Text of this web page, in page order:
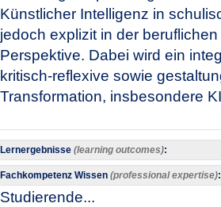
Künstlicher Intelligenz in
jedoch explizit in der
Perspektive. Dabei wird ein
kritisch-reflexive sowie
Transformation, insbesondere
Lernergebnisse (learning outcomes):
Fachkompetenz Wissen (professional expertise):
Studierende...